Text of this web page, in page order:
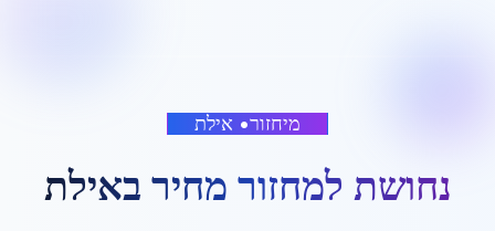
מיחזור• אילת
נחושת למחזור מחיר באילת